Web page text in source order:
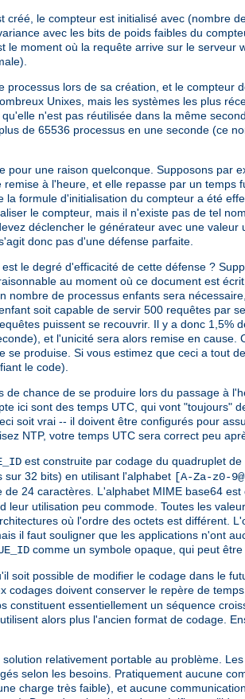
créé, le compteur est initialisé avec (nombre
avec les bits de poids faibles du
le moment où la requête arrive sur le
processus lors de sa création, et le
Unixes, mais les systèmes les plus
n'est pas réutilisée dans la même
de 65536 processus en une seconde (ce
pour une raison quelconque. Supposons
à l'heure, et elle repasse par un
la formule d'initialisation du compteur a été
le compteur, mais il n'existe pas de tel
déclencher le générateur avec une
donc pas d'une défense parfaite.
le degré d'efficacité de cette défense ?
au moment où ce document est
nombre de processus enfants sera
soit capable de servir 500 requêtes par
puissent se recouvrir. Il y a donc
et l'unicité sera alors remise en
se produise. Si vous estimez que ceci a tout
le code).
de chance de se produire lors du passage à
ici sont des temps UTC, qui vont "toujours"
soit vrai -- il doivent être configurés pour
NTP, votre temps UTC sera correct peu
est construite par codage du quadruplet
32 bits) en utilisant l'alphabet [A-Za-z0-
24 caractères. L'alphabet MIME base64 est
leur utilisation peu commode. Toutes les
où l'ordre des octets est différent.
il faut souligner que les applications n'ont
comme un symbole opaque, qui peut
soit possible de modifier le codage dans le
codages doivent conserver le repère de
constituent essentiellement un séquence
alors plus l'ancien format de codage.
relativement portable au problème.
selon les besoins. Pratiquement aucune
charge très faible), et aucune